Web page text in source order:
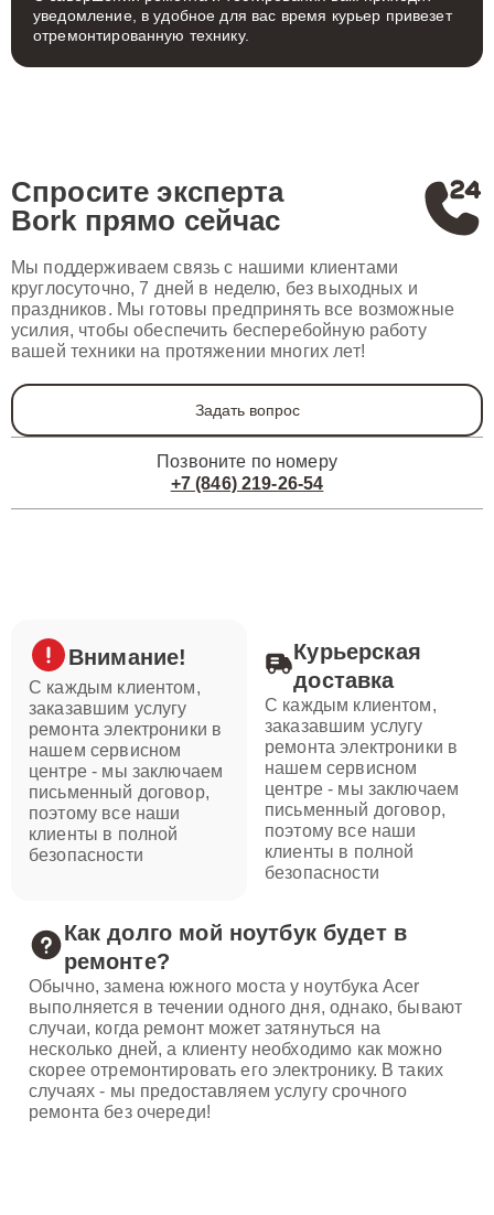
уведомление, в удобное для вас время курьер привезет
отремонтированную технику.
Спросите эксперта
Bork прямо сейчас
Мы поддерживаем связь с нашими клиентами
круглосуточно, 7 дней в неделю, без выходных и
праздников. Мы готовы предпринять все возможные
усилия, чтобы обеспечить бесперебойную работу
вашей техники на протяжении многих лет!
Задать вопрос
Позвоните по номеру
+7 (846) 219-26-54
Внимание!
С каждым клиентом,
заказавшим услугу
ремонта электроники в
нашем сервисном
центре - мы заключаем
письменный договор,
поэтому все наши
клиенты в полной
безопасности
Курьерская
доставка
С каждым клиентом,
заказавшим услугу
ремонта электроники в
нашем сервисном
центре - мы заключаем
письменный договор,
поэтому все наши
клиенты в полной
безопасности
Как долго мой ноутбук будет в
ремонте?
Обычно, замена южного моста у ноутбука Acer
выполняется в течении одного дня, однако, бывают
случаи, когда ремонт может затянуться на
несколько дней, а клиенту необходимо как можно
скорее отремонтировать его электронику. В таких
случаях - мы предоставляем услугу срочного
ремонта без очереди!